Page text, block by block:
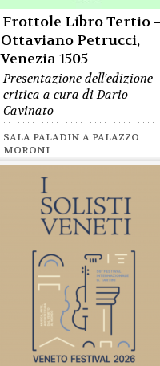
Frottole Libro Tertio
Ottaviano Petrucci,
Venezia 1505
Presentazione dell'edizione
critica a cura di Dario
Cavinato
SALA PALADIN A PALAZZO
MORONI